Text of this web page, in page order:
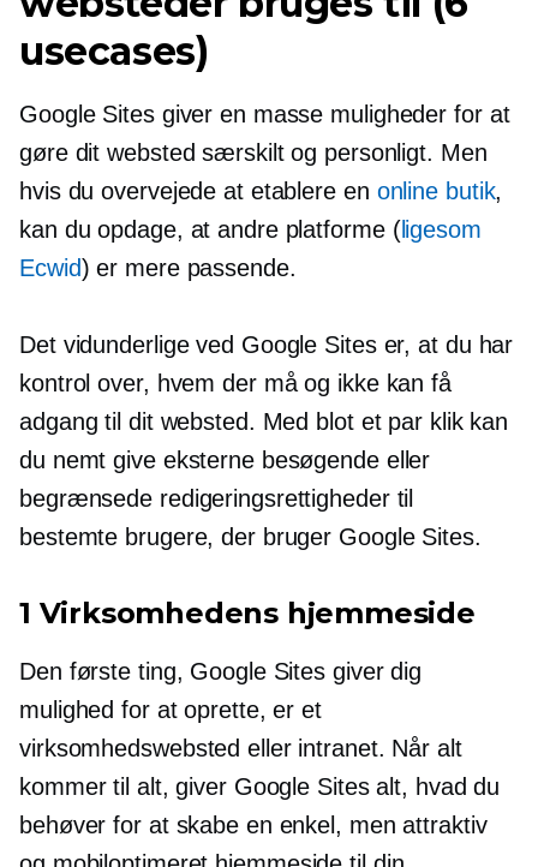
usecases)
Google Sites giver en masse muligheder for at
gøre dit websted særskilt og personligt. Men
hvis du overvejede at etablere en online butik,
kan du opdage, at andre platforme (ligesom
Ecwid) er mere passende.
Det vidunderlige ved Google Sites er, at du har
kontrol over, hvem der må og ikke kan få
adgang til dit websted. Med blot et par klik kan
du nemt give eksterne besøgende eller
begrænsede redigeringsrettigheder til
bestemte brugere, der bruger Google Sites.
1 Virksomhedens hjemmeside
Den første ting, Google Sites giver dig
mulighed for at oprette, er et
virksomhedswebsted eller intranet. Når alt
kommer til alt, giver Google Sites alt, hvad du
behøver for at skabe en enkel, men attraktiv